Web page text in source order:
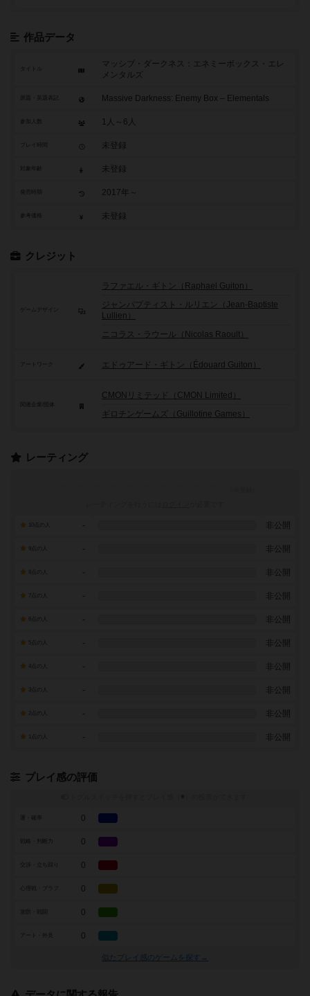
作品データ
タイトル
マッシブ・ダークネス：エネミーボックス・エレ
メンタルズ
Massive Darkness: Enemy Box – Elementals
参加人数 1人～6人
未登録
未登録
2017年～
参考価格 未登録
クレジット
ゲームデザイン
ラファエル・ギトン（Raphael Guiton）
ジャンパプティスト・ルリエン（Jean-Baptiste
Lullien）
ニコラス・ラウール（Nicolas Raoult）
アートワーク エドゥアード・ギトン（Édouard Guiton）
CMONリミテッド（CMON Limited）
ギロチンゲームズ（Guillotine Games）
レーティング
- 非公開
- 非公開
- 非公開
7点の人 - 非公開
- 非公開
- 非公開
- 非公開
- 非公開
- 非公開
- 非公開
プレイ感の評価
※
0
戦略・判断力 0
0
0
0
アート・外見 0
似たプレイ感のゲームを探す→